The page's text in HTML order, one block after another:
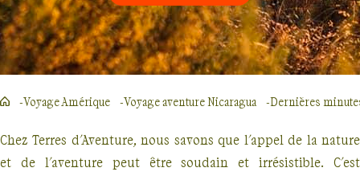
Voyage Amérique Voyage aventure Nicaragua Dernières
Chez Terres d'Aventure, nous savons que l'appel de la nature
et de l'aventure peut être soudain et irrésistible. C'est